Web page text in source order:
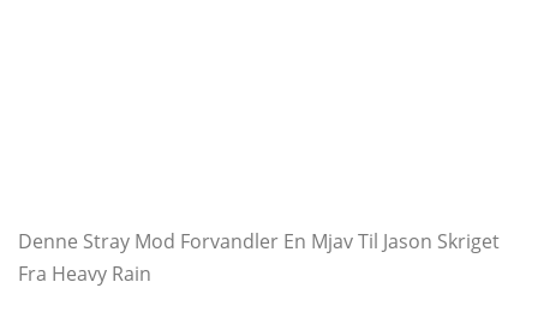
Denne Stray Mod Forvandler En Mjav Til Jason Skriget
Fra Heavy Rain